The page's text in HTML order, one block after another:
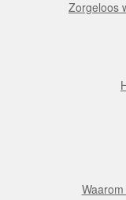
Zorgeloos